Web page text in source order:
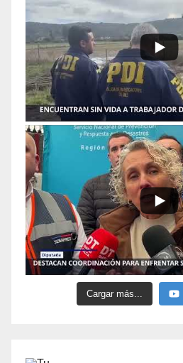
Cargar más...